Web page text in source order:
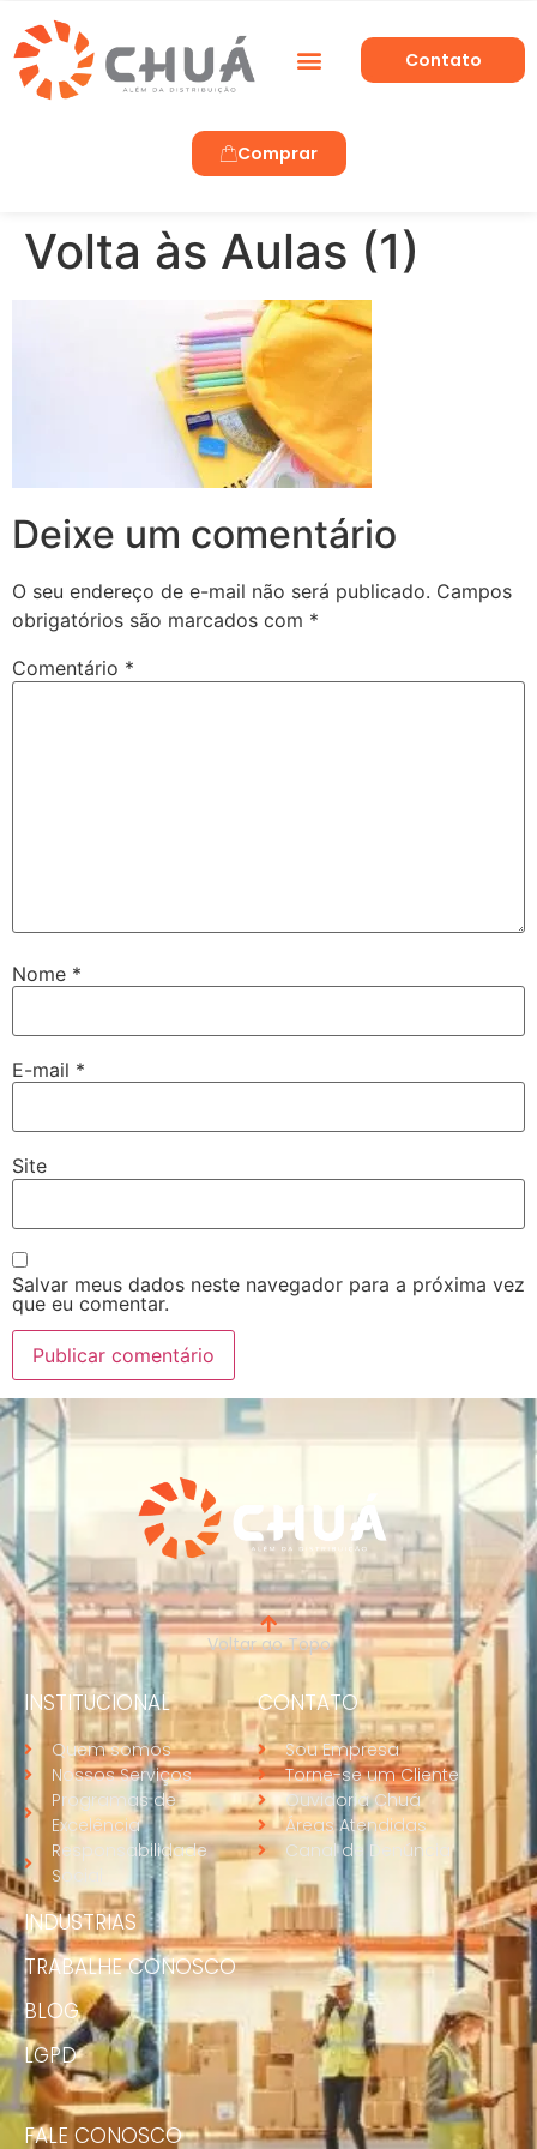
Comprar
Contato
Volta às Aulas (1)
Deixe um comentário
O seu endereço de e-mail não será publicado. Campos
obrigatórios são marcados com *
Comentário *
Nome *
E-mail *
Site
Salvar meus dados neste navegador para a próxima vez
que eu comentar.
Voltar ao Topo
INSTITUCIONAL
Quem somos
Nossos Serviços
Programas de
Excelência
Responsabilidade
Social
INDUSTRIAS
TRABALHE CONOSCO
BLOG
LGPD
CONTATO
Sou Empresa
Torne-se um Cliente
Ouvidoria Chuá
Áreas Atendidas
Canal de Denúncia
FALE CONOSCO